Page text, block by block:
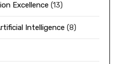
Excellence (13)
Intelligence (8)